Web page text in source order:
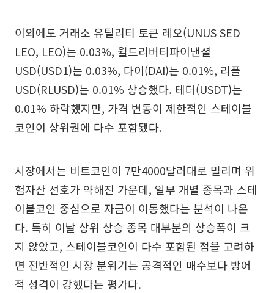
이외에도 거래소 유틸리티 토큰 레오(UNUS SED
LEO, LEO)는 0.03%, 월드리버티파이낸셜
USD(USD1)는 0.03%, 다이(DAI)는 0.01%, 리플
USD(RLUSD)는 0.01% 상승했다. 테더(USDT)는
0.01% 하락했지만, 가격 변동이 제한적인 스테이블
코인이 상위권에 다수 포함됐다.
시장에서는 비트코인이 7만4000달러대로 밀리며 위
험자산 선호가 약해진 가운데, 일부 개별 종목과 스테
이블코인 중심으로 자금이 이동했다는 분석이 나온
다. 특히 이날 상위 상승 종목 대부분의 상승폭이 크
지 않았고, 스테이블코인이 다수 포함된 점을 고려하
면 전반적인 시장 분위기는 공격적인 매수보다 방어
적 성격이 강했다는 평가다.